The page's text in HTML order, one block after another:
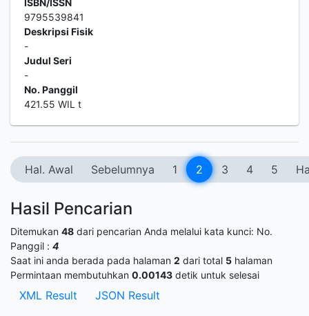
ISBN/ISSN
9795539841
Deskripsi Fisik
-
Judul Seri
-
No. Panggil
421.55 WIL t
Hal. Awal Sebelumnya 1 2 3 4 5
Hasil Pencarian
Ditemukan 48 dari pencarian Anda melalui kata kunci: No.
Panggil : 4
Saat ini anda berada pada halaman 2 dari total 5 halaman
Permintaan membutuhkan 0.00143 detik untuk selesai
XML Result JSON Result